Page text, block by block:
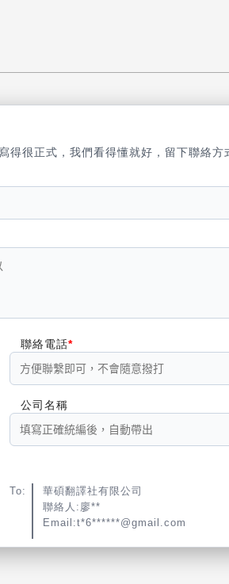
得很正式，我們看得懂就好，留下聯絡方
聯絡電話
公司名稱
To:
華碩翻譯社有限公司
聯絡人:廖**
Email:t*6******@gmail.com